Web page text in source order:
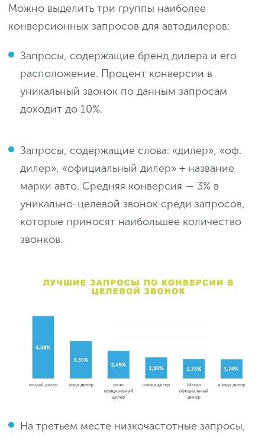
Можно выделить три группы наиболее
конверсионных запросов для автодилеров:
Запросы, содержащие бренд дилера и его
расположение. Процент конверсии в
уникальный звонок по данным запросам
доходит до 10%.
Запросы, содержащие слова: «дилер», «оф.
дилер», «официальный дилер» + название
марки авто. Средняя конверсия — 3% в
уникально-целевой звонок среди запросов,
которые приносят наибольшее количество
звонков.
На третьем месте низкочастотные запросы,